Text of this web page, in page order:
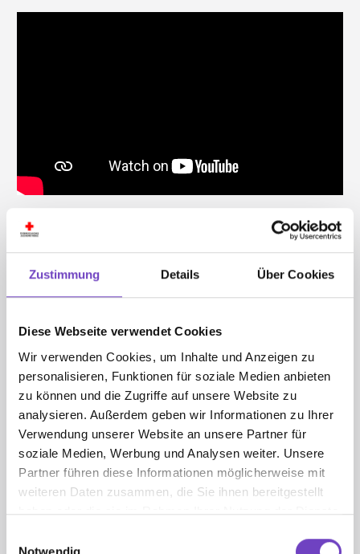
Zustimmung Details Über Cookies
Diese Webseite verwendet Cookies
Wir verwenden Cookies, um Inhalte und Anzeigen zu
personalisieren, Funktionen für soziale Medien anbieten
zu können und die Zugriffe auf unsere Website zu
analysieren. Außerdem geben wir Informationen zu Ihrer
Verwendung unserer Website an unsere Partner für
soziale Medien, Werbung und Analysen weiter. Unsere
Partner führen diese Informationen möglicherweise mit
weiteren Daten zusammen, die Sie ihnen bereitgestellt
haben oder die sie im Rahmen Ihrer Nutzung der Dienste
Judith Hinter­egger
Jugend­pro­gramme
Judith Hinteregger
Wiedner Hauptstrasse 32
1040 Wien